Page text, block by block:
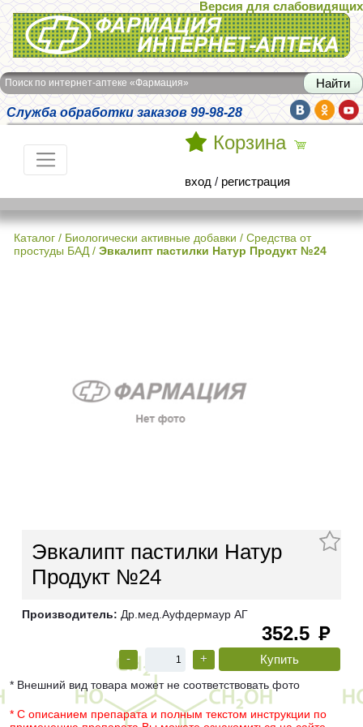
Интернет-аптека Фармация
Версия для слабовидящих
Поиск по интернет-аптеке «Фармация»
Служба обработки заказов 99-98-28
Корзина
вход / регистрация
Каталог / Биологически активные добавки / Средства от
простуды БАД / Эвкалипт пастилки Натур Продукт №24
Эвкалипт пастилки Натур
Продукт №24
Производитель: Др.мед.Ауфдермаур АГ
352.5 руб
- +
* Внешний вид товара может не соответствовать фото
* С описанием препарата и полным текстом инструкции по